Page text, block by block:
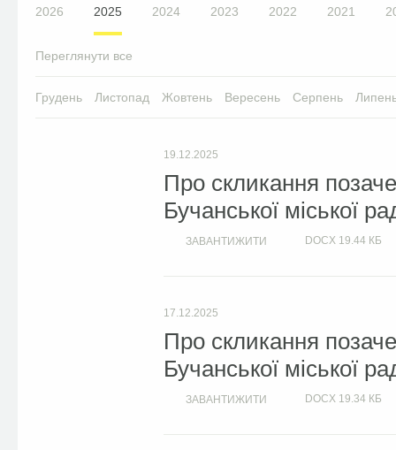
2026 2025 2024 2023 2022 2021
Переглянути все
Грудень Листопад Жовтень Вересень Серпень
19.12.2025
Про скликання
Бучанської міської
ЗАВАНТИЖИТИ DOCX 19.44 КБ
17.12.2025
Про скликання
Бучанської міської
ЗАВАНТИЖИТИ DOCX 19.34 КБ